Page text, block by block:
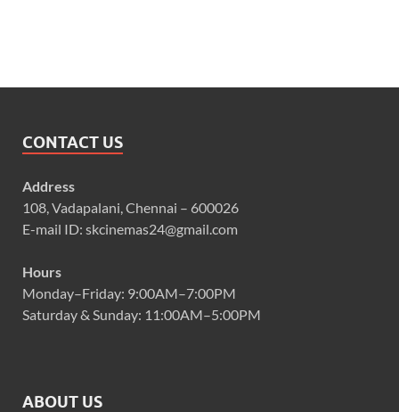
CONTACT US
Address
108, Vadapalani, Chennai – 600026
E-mail ID: skcinemas24@gmail.com
Hours
Monday–Friday: 9:00AM–7:00PM
Saturday & Sunday: 11:00AM–5:00PM
ABOUT US